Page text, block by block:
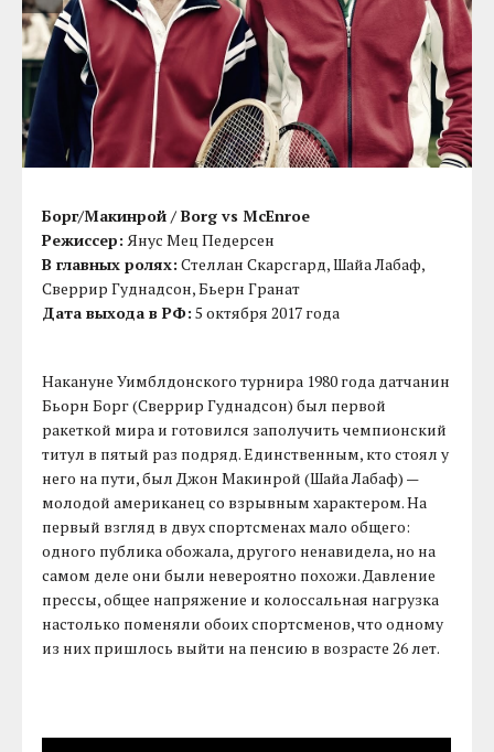
Борг/Макинрой / Borg vs McEnroe
Режиссер: Янус Мец Педерсен
В главных ролях: Стеллан Скарсгард, Шайа Лабаф,
Сверрир Гуднадсон, Бьерн Гранат
Дата выхода в РФ: 5 октября 2017 года
Накануне Уимблдонского турнира 1980 года датчанин
Бьорн Борг (Сверрир Гуднадсон) был первой
ракеткой мира и готовился заполучить чемпионский
титул в пятый раз подряд. Единственным, кто стоял у
него на пути, был Джон Макинрой (Шайа Лабаф) —
молодой американец со взрывным характером. На
первый взгляд в двух спортсменах мало общего:
одного публика обожала, другого ненавидела, но на
самом деле они были невероятно похожи. Давление
прессы, общее напряжение и колоссальная нагрузка
настолько поменяли обоих спортсменов, что одному
из них пришлось выйти на пенсию в возрасте 26 лет.